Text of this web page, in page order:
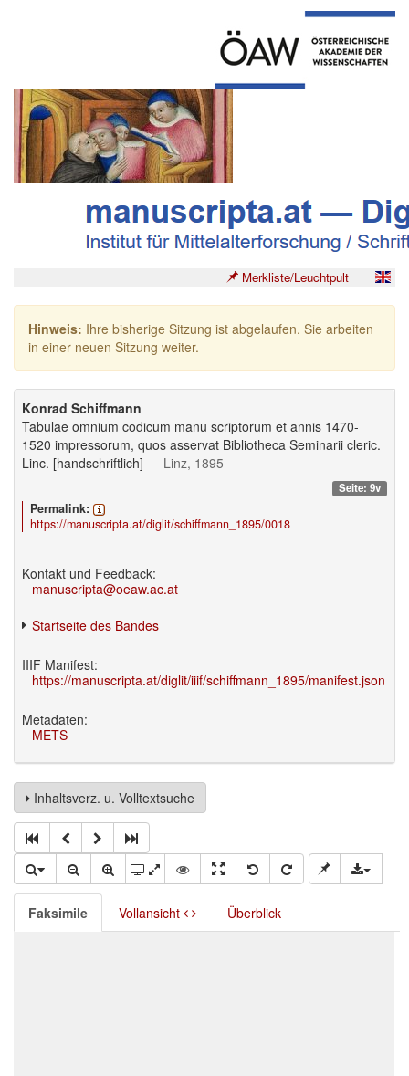
Merkliste/Leuchtpult
Hinweis: Ihre bisherige Sitzung ist abgelaufen. Sie arbeiten
in einer neuen Sitzung weiter.
Konrad Schiffmann
Tabulae omnium codicum manu scriptorum et annis 1470-
1520 impressorum, quos asservat Bibliotheca Seminarii cleric.
Linc. [handschriftlich] — Linz, 1895
Seite: 9v
Permalink:
https://manuscripta.at/diglit/schiffmann_1895/0018
Kontakt und Feedback:
manuscripta@oeaw.ac.at
Startseite des Bandes
IIIF Manifest:
https://manuscripta.at/diglit/iiif/schiffmann_1895/manifest.json
Metadaten:
METS
Inhaltsverz. u. Volltextsuche
Faksimile Vollansicht Überblick